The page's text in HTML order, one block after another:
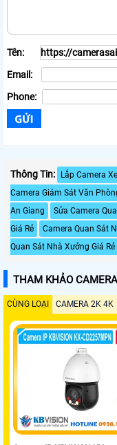
Tên:
Email:
Phone:
Thông Tin: Lắp Camera
Camera Giám Sát Văn
An Giang
Sửa Camera
Giá Rẻ
Camera Quan Sát
Quan Sát Nhà Xưởng Giá Rẻ
THAM KHẢO
CÙNG LOẠI CAMERA 2K 4K